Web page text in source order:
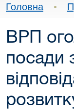
Головна •
ВРП
посади